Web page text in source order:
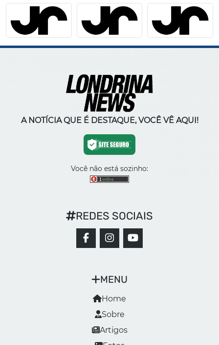
A NOTÍCIA QUE É DESTAQUE, VOCÊ VÊ AQUI!
Você não está sozinho:
MENU
Home
Sobre
Artigos
REDES SOCIAIS